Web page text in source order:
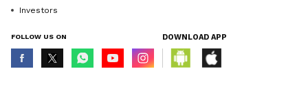
Investors
FOLLOW US ON DOWNLOAD APP